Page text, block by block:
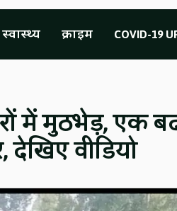
स्वास्थ्य क्राइम COVID-19
मुठभेड़, एक
वीडियो